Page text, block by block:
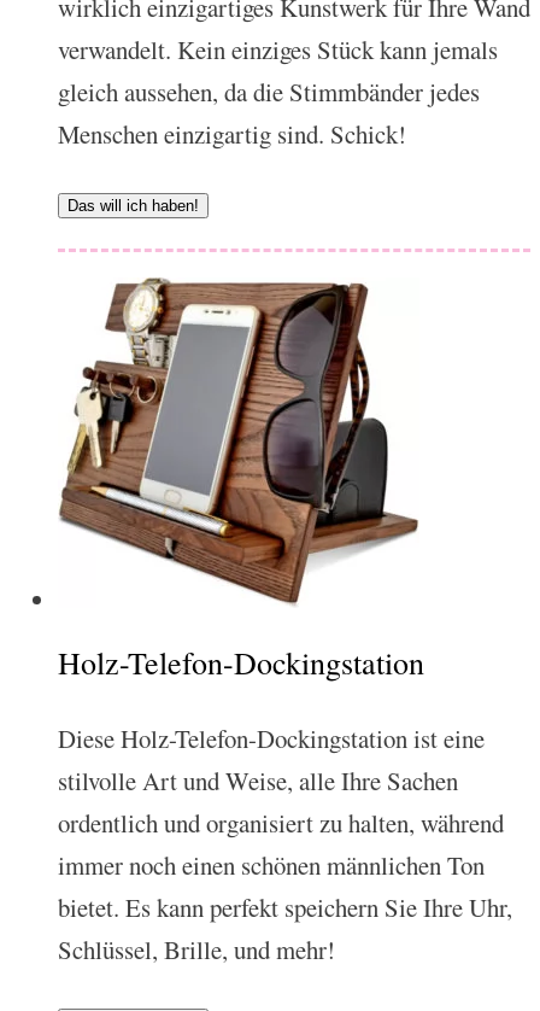
wirklich einzigartiges Kunstwerk für Ihre Wand
verwandelt. Kein einziges Stück kann jemals
gleich aussehen, da die Stimmbänder jedes
Menschen einzigartig sind. Schick!
Das will ich haben!
Holz-Telefon-Dockingstation
Diese Holz-Telefon-Dockingstation ist eine
stilvolle Art und Weise, alle Ihre Sachen
ordentlich und organisiert zu halten, während
immer noch einen schönen männlichen Ton
bietet. Es kann perfekt speichern Sie Ihre Uhr,
Schlüssel, Brille, und mehr!